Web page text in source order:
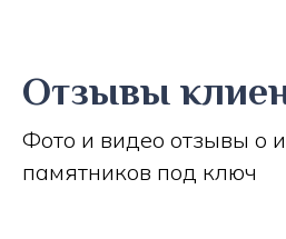
Отзывы
Фото и видео отзывы о
памятников под ключ